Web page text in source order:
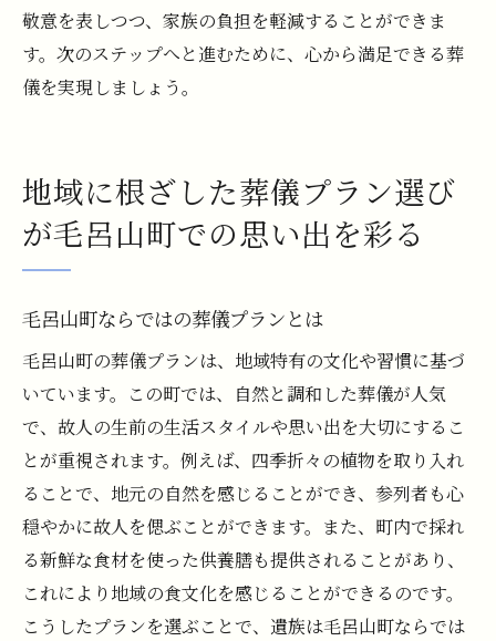
敬意を表しつつ、家族の負担を軽減することができま
す。次のステップへと進むために、心から満足できる葬
儀を実現しましょう。
地域に根ざした葬儀プラン選び
が毛呂山町での思い出を彩る
毛呂山町ならではの葬儀プランとは
毛呂山町の葬儀プランは、地域特有の文化や習慣に基づ
いています。この町では、自然と調和した葬儀が人気
で、故人の生前の生活スタイルや思い出を大切にするこ
とが重視されます。例えば、四季折々の植物を取り入れ
ることで、地元の自然を感じることができ、参列者も心
穏やかに故人を偲ぶことができます。また、町内で採れ
る新鮮な食材を使った供養膳も提供されることがあり、
これにより地域の食文化を感じることができるのです。
こうしたプランを選ぶことで、遺族は毛呂山町ならでは